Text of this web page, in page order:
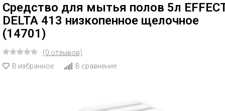
Средство для мытья полов 5л
DELTA 413 низкопенное щелочное
(14701)
(0 отзывов)
В избранное
В сравнение